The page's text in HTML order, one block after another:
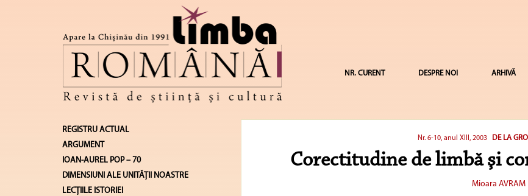
NR. CURENT DESPRE NOI ARHIVĂ
REGISTRU ACTUAL
ARGUMENT
IOAN-AUREL POP – 70
DIMENSIUNI ALE UNITĂŢII NOASTRE
LECŢIILE ISTORIEI
Nr. 6-10, anul XIII, 2003 DE LA
Corectitudine de limbă şi
Mioara AVRAM